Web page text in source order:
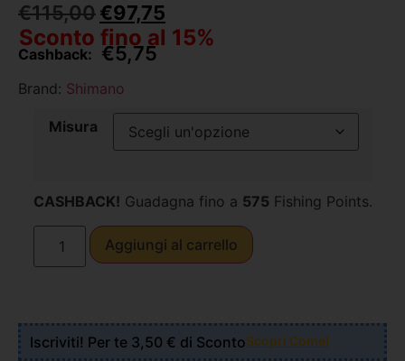
€115,00€97,75
Sconto fino al 15%
Cashback: €5,75
Brand: Shimano
Misura
CASHBACK! Guadagna fino a 575 Fishing Points.
Aggiungi al carrello
Iscriviti! Per te 3,50 € di ScontoScopri Come!